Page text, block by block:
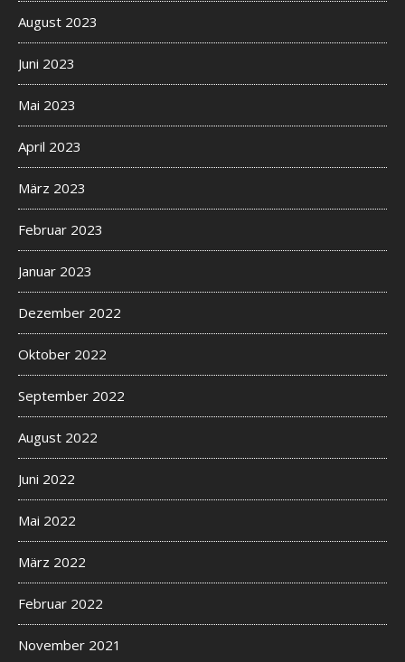
August 2023
Juni 2023
Mai 2023
April 2023
März 2023
Februar 2023
Januar 2023
Dezember 2022
Oktober 2022
September 2022
August 2022
Juni 2022
Mai 2022
März 2022
Februar 2022
November 2021